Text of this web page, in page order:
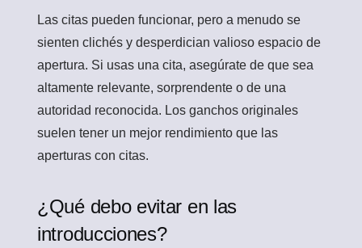
Las citas pueden funcionar, pero a menudo se
sienten clichés y desperdician valioso espacio de
apertura. Si usas una cita, asegúrate de que sea
altamente relevante, sorprendente o de una
autoridad reconocida. Los ganchos originales
suelen tener un mejor rendimiento que las
aperturas con citas.
¿Qué debo evitar en las
introducciones?